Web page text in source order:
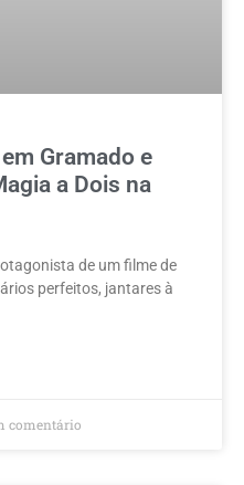
Gramado e
a Dois na
de um filme de
perfeitos, jantares à
comentário